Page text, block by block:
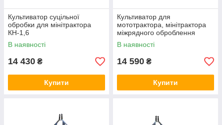
Культиватор суцільної
обробки для мінітрактора
КН-1,6
В наявності
14 430 ₴
Купити
Культиватор для
мототрактора, мінітрактора
міжрядного оброблення
КМО-1,8
В наявності
14 590 ₴
Купити